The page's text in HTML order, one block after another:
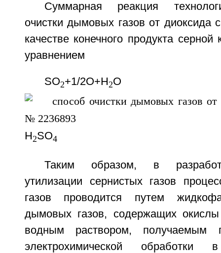
Суммарная реакция
очистки дымовых газов от диоксида
качестве конечного продукта
уравнением
SO2+1/2O+Н2O
H2SO4
Таким образом, в
утилизации сернистых газов
газов проводится путем
дымовых газов, содержащих
водным раствором, получаемым
электрохимической